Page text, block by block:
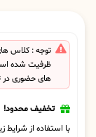
توجه : کلاس
ظرفیت شده
های حضوری در
تخفیف محدود!
با استفاده از شرایط زیر از 13 درصد تخفیف بهره